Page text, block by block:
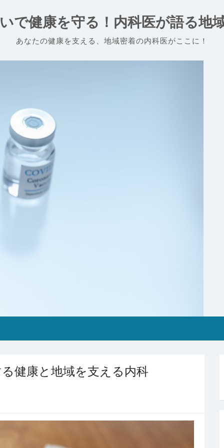
で健康を守る！内科医が語る地
あなたの健康を支える、地域密着の内科医がここに！
健康と地域を支える内科